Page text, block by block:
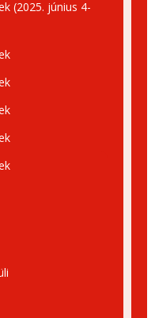
(2025. június 4-